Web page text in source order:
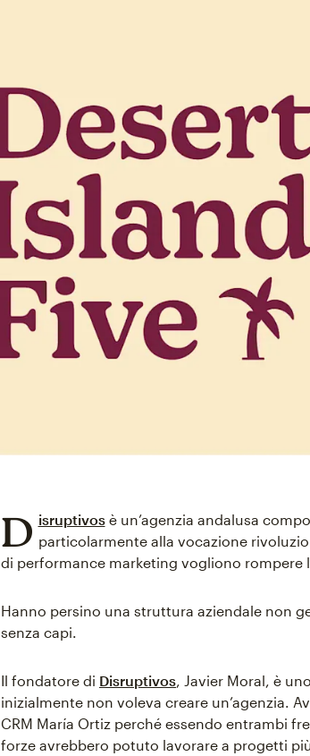
D isruptivosè un’agenzia andalusa
particolarmente alla vocazione
di performance marketing vogliono rompere
Hanno persino una struttura aziendale non
senza capi.
Il fondatore di Disruptivos , Javier Moral, è
inizialmente non voleva creare un’agenzia.
CRM María Ortiz perché essendo entrambi
forze avrebbero potuto lavorare a progetti